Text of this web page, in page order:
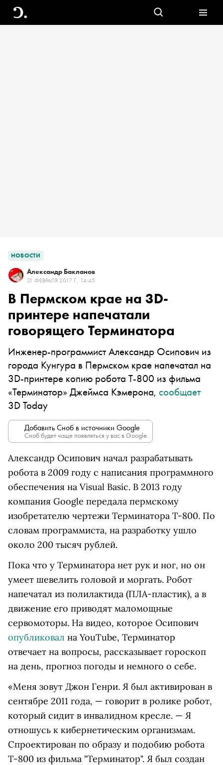
НОВОСТИ
Александр Бакланов
21 ФЕВРАЛЯ 2017 Г., 14:45
В Пермском крае на 3D-
принтере напечатали
говорящего Терминатора
Инженер-программист Александр Осипович из
города Кунгура в Пермском крае напечатал на
3D-принтере копию робота Т-800 из фильма
«Терминатор» Джеймса Кэмерона, сообщает
3D Today
Добавить Сноб в источники Google
Сноб будет чаще появляться у вас в Google.
Александр Осипович начал разрабатывать
робота в 2009 году с написания программного
обеспечения на Visual Basic. В 2013 году
компания Google передала пермскому
изобретателю чертежи Терминатора T-800. По
словам программиста, на разработку ушло
около 200 тысяч рублей.
Пока что у Терминатора нет рук и ног, но он
умеет шевелить головой и моргать. Робот
напечатал из полилактида (ПЛА-пластик), а в
движение его приводят маломощные
сервомоторы. На видео, которое Осипович
опубликовал на YouTube, Терминатор
отвечает на вопросы, рассказывает гороскоп
на день, прогноз погоды и немного о себе.
«Меня зовут Джон Генри. Я был активирован в
сентябре 2011 года, — говорит в ролике робот,
который сидит в инвалидном кресле. — Я
отношусь к кибернетическим организмам.
Спроектирован по образу и подобию робота
Т-800 из фильма "Терминатор". Я был создан